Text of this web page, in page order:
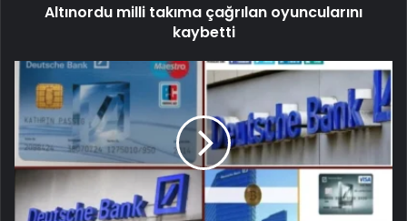
Altınordu milli takıma çağrılan oyuncularını
kaybetti